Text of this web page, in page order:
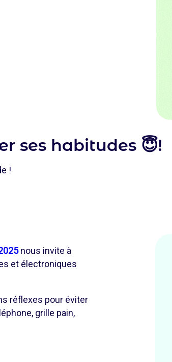
ses habitudes 😇!
!
nous invite à
et électroniques
réflexes pour éviter
grille pain,